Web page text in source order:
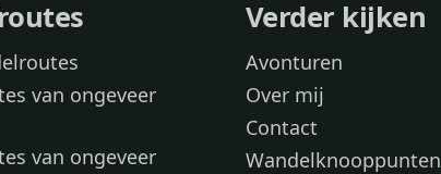
van ongeveer
van ongeveer
Verder kijken
Avonturen
Over mij
Contact
Wandelknooppunten